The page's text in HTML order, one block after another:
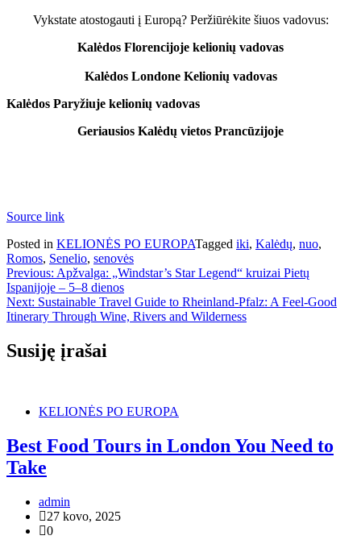
Vykstate atostogauti į Europą? Peržiūrėkite šiuos vadovus:
Kalėdos Florencijoje kelionių vadovas
Kalėdos Londone Kelionių vadovas
Kalėdos Paryžiuje kelionių vadovas
Geriausios Kalėdų vietos Prancūzijoje
Source link
Posted in KELIONĖS PO EUROPATagged iki, Kalėdų, nuo,
Romos, Senelio, senovės
Navigacija
tarp
įrašų
Previous: Apžvalga: „Windstar’s Star Legend“ kruizai Pietų
Ispanijoje – 5–8 dienos
Next: Sustainable Travel Guide to Rheinland-Pfalz: A Feel-Good
Itinerary Through Wine, Rivers and Wilderness
Susiję įrašai
KELIONĖS PO EUROPA
Best Food Tours in London You Need to
Take
admin
27 kovo, 2025
0